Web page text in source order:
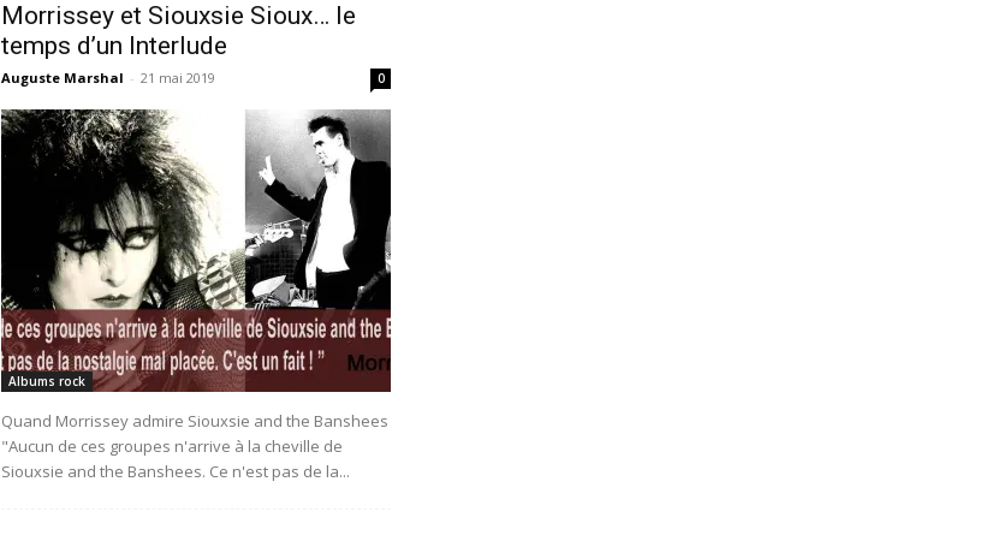
Morrissey et Siouxsie Sioux… le
temps d’un Interlude
Auguste Marshal - 21 mai 2019 0
Albums rock
Quand Morrissey admire Siouxsie and the Banshees
"Aucun de ces groupes n'arrive à la cheville de
Siouxsie and the Banshees. Ce n'est pas de la...